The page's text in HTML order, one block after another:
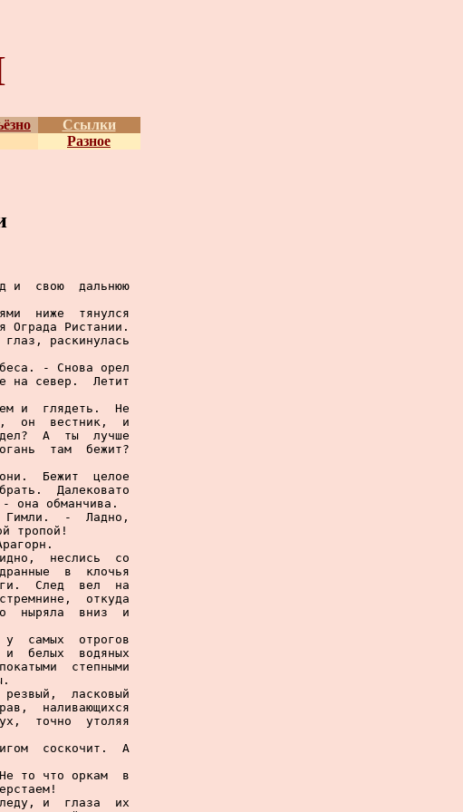
Ссылки
Разное
и  свою  дальнюю
ниже  тянулся
Ограда Ристании.
раскинулась
- Снова орел
на север.  Летит
и  глядеть.  Не
он  вестник,  и
А  ты  лучше
там  бежит?
Бежит  целое
Далековато
она обманчива.
-  Ладно,
тропой!
неслись  со
в  клочья
След  вел  на
откуда
ныряла  вниз  и
у  самых  отрогов
и  белых  водяных
степными
резвый,  ласковый
наливающихся
точно  утоляя
соскочит.  А
то что оркам  в
и  глаза  их